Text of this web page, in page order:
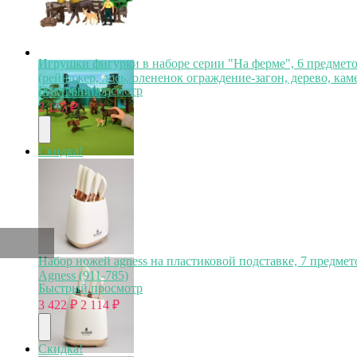
Игрушки фигурки в наборе серии "На ферме", 6
(рейнджер, лось, олененок ограждение-загон, дерево,
(ММ205-033)
Быстрый просмотр
2 117₽
Скидка!
Набор ножей agness на пластиковой подставке, 7
Agness (911-785)
Быстрый просмотр
3 422₽ 2 114 ₽
Скидка!